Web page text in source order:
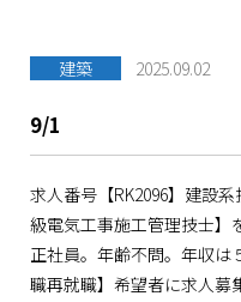
建築 2025.09.02
9/1
求人番号【RK2096】建設
級電気工事施工管理技士】
正社員。年齢不問。年収は
職再就職】希望者に求人募